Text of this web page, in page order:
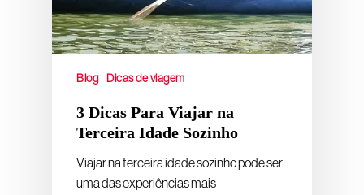
Blog Dicas de viagem
3 Dicas Para Viajar na
Terceira Idade Sozinho
Viajar na terceira idade sozinho pode ser
uma das experiências mais